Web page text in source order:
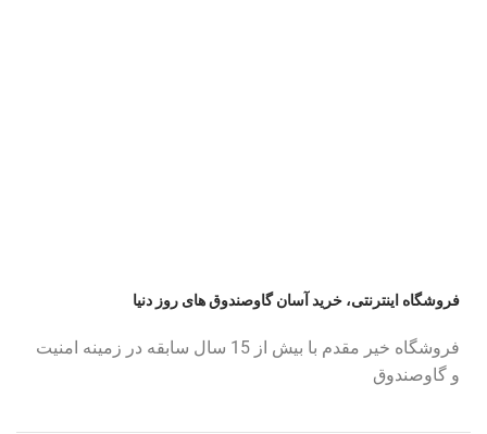
فروشگاه اینترنتی، خرید آسان گاوصندوق های روز دنیا
فروشگاه خیر مقدم با بیش از 15 سال سابقه در زمینه امنیت
و گاوصندوق